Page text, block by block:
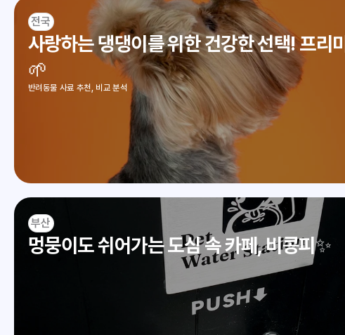
전국
사랑하는 댕댕이를 위한 건강한 선택! 프리
🌱
반려동물 사료 추천, 비교 분석
부산
멍뭉이도 쉬어가는 도심 속 카페, 비콩피✨